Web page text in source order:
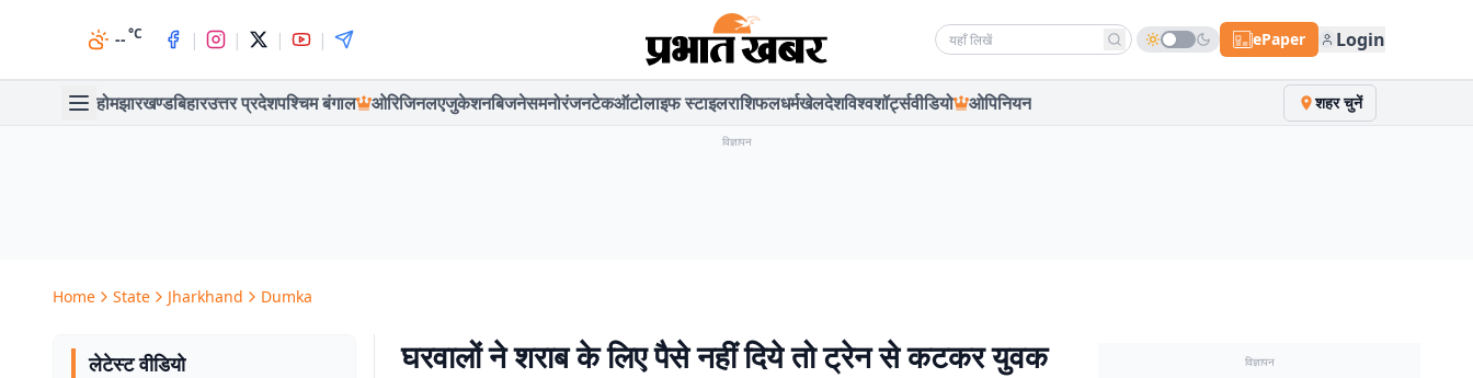
--°C | | | | Search news ePaper Login
होमझारखण्डबिहारउत्तर प्रदेशपश्चिम बंगाल ओरिजिनलएजुकेशनबिजनेसमनोरंजनटेकऑटोलाइफ स्टाइलराशिफलधर्मखेलदेशविश्वशॉर्ट्सवीडियो ओपिनियन शहर चुनें
विज्ञापन
Home State Jharkhand Dumka
लेटेस्ट वीडियो
घरवालों ने शराब के लिए पैसे नहीं दिये तो ट्रेन से कटकर युवक
विज्ञापन